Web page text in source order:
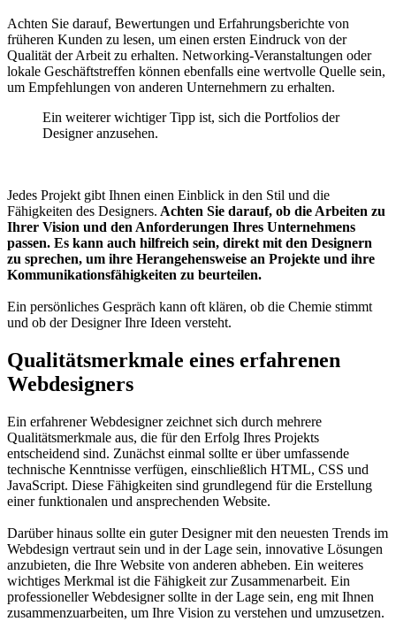
Achten Sie darauf, Bewertungen und Erfahrungsberichte von
früheren Kunden zu lesen, um einen ersten Eindruck von der
Qualität der Arbeit zu erhalten. Networking-Veranstaltungen oder
lokale Geschäftstreffen können ebenfalls eine wertvolle Quelle sein,
um Empfehlungen von anderen Unternehmern zu erhalten.
Ein weiterer wichtiger Tipp ist, sich die Portfolios der
Designer anzusehen.
Jedes Projekt gibt Ihnen einen Einblick in den Stil und die
Fähigkeiten des Designers. Achten Sie darauf, ob die Arbeiten zu
Ihrer Vision und den Anforderungen Ihres Unternehmens
passen. Es kann auch hilfreich sein, direkt mit den Designern
zu sprechen, um ihre Herangehensweise an Projekte und ihre
Kommunikationsfähigkeiten zu beurteilen.
Ein persönliches Gespräch kann oft klären, ob die Chemie stimmt
und ob der Designer Ihre Ideen versteht.
Qualitätsmerkmale eines erfahrenen
Webdesigners
Ein erfahrener Webdesigner zeichnet sich durch mehrere
Qualitätsmerkmale aus, die für den Erfolg Ihres Projekts
entscheidend sind. Zunächst einmal sollte er über umfassende
technische Kenntnisse verfügen, einschließlich HTML, CSS und
JavaScript. Diese Fähigkeiten sind grundlegend für die Erstellung
einer funktionalen und ansprechenden Website.
Darüber hinaus sollte ein guter Designer mit den neuesten Trends im
Webdesign vertraut sein und in der Lage sein, innovative Lösungen
anzubieten, die Ihre Website von anderen abheben. Ein weiteres
wichtiges Merkmal ist die Fähigkeit zur Zusammenarbeit. Ein
professioneller Webdesigner sollte in der Lage sein, eng mit Ihnen
zusammenzuarbeiten, um Ihre Vision zu verstehen und umzusetzen.